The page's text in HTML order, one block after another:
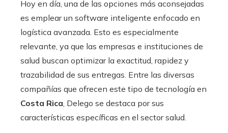
Hoy en día, una de las opciones más aconsejadas
es emplear un software inteligente enfocado en
logística avanzada. Esto es especialmente
relevante, ya que las empresas e instituciones de
salud buscan optimizar la exactitud, rapidez y
trazabilidad de sus entregas. Entre las diversas
compañías que ofrecen este tipo de tecnología en
Costa Rica, Delego se destaca por sus
características específicas en el sector salud.